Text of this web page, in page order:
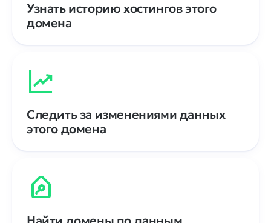
Узнать историю хостингов этого
домена
Следить за изменениями данных
этого домена